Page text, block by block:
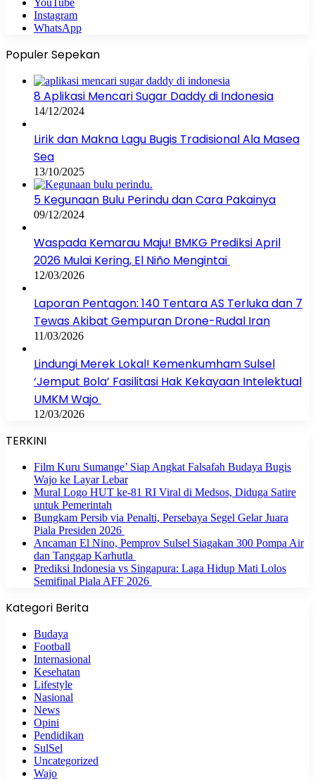
Instagram
WhatsApp
Populer Sepekan
8 Aplikasi Mencari Sugar Daddy di Indonesia
14/12/2024
Lirik dan Makna Lagu Bugis Tradisional Ala Masea
Sea
13/10/2025
5 Kegunaan Bulu Perindu dan Cara Pakainya
09/12/2024
Waspada Kemarau Maju! BMKG Prediksi April
2026 Mulai Kering, El Niño Mengintai
12/03/2026
Laporan Pentagon: 140 Tentara AS Terluka dan 7
Tewas Akibat Gempuran Drone-Rudal Iran
11/03/2026
Lindungi Merek Lokal! Kemenkumham Sulsel
‘Jemput Bola’ Fasilitasi Hak Kekayaan Intelektual
UMKM Wajo
12/03/2026
TERKINI
Film Kuru Sumange’ Siap Angkat Falsafah Budaya Bugis
Wajo ke Layar Lebar
Mural Logo HUT ke-81 RI Viral di Medsos, Diduga Satire
untuk Pemerintah
Bungkam Persib via Penalti, Persebaya Segel Gelar Juara
Piala Presiden 2026
Ancaman El Nino, Pemprov Sulsel Siagakan 300 Pompa Air
dan Tanggap Karhutla
Prediksi Indonesia vs Singapura: Laga Hidup Mati Lolos
Semifinal Piala AFF 2026
Kategori Berita
Budaya
Football
Internasional
Kesehatan
Lifestyle
Nasional
News
Opini
Pendidikan
SulSel
Uncategorized
Wajo